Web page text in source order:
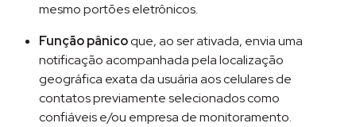
mesmo portões eletrônicos.
Função pânicoque, ao ser ativada, envia uma
notificação acompanhada pela localização
geográfica exata da usuária aos celulares de
contatos previamente selecionados como
confiáveis e/ou empresa de monitoramento.